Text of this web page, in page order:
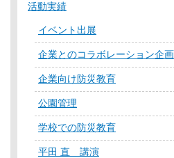
活動実績
イベント出展
企業とのコラボレーション企画
企業向け防災教育
公園管理
学校での防災教育
平田 直 講演